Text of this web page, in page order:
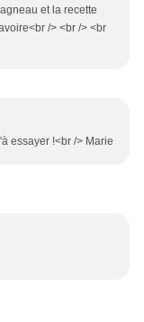
et la recette
/> <br /> <br
essayer !<br /> Marie